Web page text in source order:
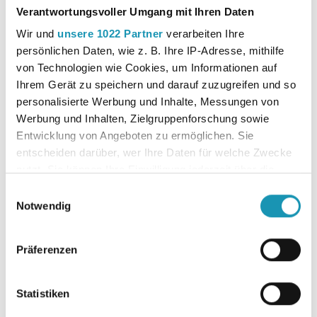
Verantwortungsvoller Umgang mit Ihren Daten
Wir und unsere 1022 Partner verarbeiten Ihre
persönlichen Daten, wie z. B. Ihre IP-Adresse, mithilfe
von Technologien wie Cookies, um Informationen auf
Ihrem Gerät zu speichern und darauf zuzugreifen und so
personalisierte Werbung und Inhalte, Messungen von
Werbung und Inhalten, Zielgruppenforschung sowie
Entwicklung von Angeboten zu ermöglichen. Sie
entscheiden darüber, wer Ihre Daten für welche Zwecke
Trigger Symbol ändern oder widerrufen
Informationen über Ihre geografische Lage
können
Notwendig
Präferenzen
Statistiken
Manfred; Benen, Dieter; Martin,
Michael
Downloads
Leseprobe
Inhaltsverzeichnis
Erscheinungsjahr
Betriebswirtschaft mit ReWe